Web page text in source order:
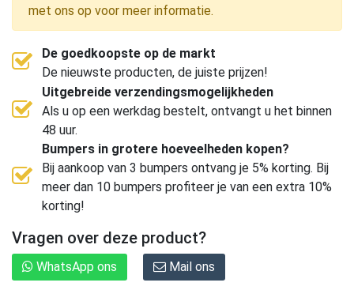
met ons op voor meer informatie.
De goedkoopste op de markt
De nieuwste producten, de juiste prijzen!
Uitgebreide verzendingsmogelijkheden
Als u op een werkdag bestelt, ontvangt u het binnen
48 uur.
Bumpers in grotere hoeveelheden kopen?
Bij aankoop van 3 bumpers ontvang je 5% korting. Bij
meer dan 10 bumpers profiteer je van een extra 10%
korting!
Vragen over deze product?
WhatsApp ons Mail ons